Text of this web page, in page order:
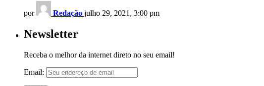
por Redação julho 29, 2021, 3:00 pm
Newsletter
Receba o melhor da internet direto no seu email!
Email: